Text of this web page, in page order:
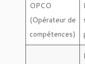
OPCO
(Opérateur de
compétences)